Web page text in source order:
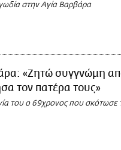
στην Αγία Βαρβάρα
«Ζητώ συγγνώμη
τον πατέρα τους»
του ο 69χρονος που σκότωσε